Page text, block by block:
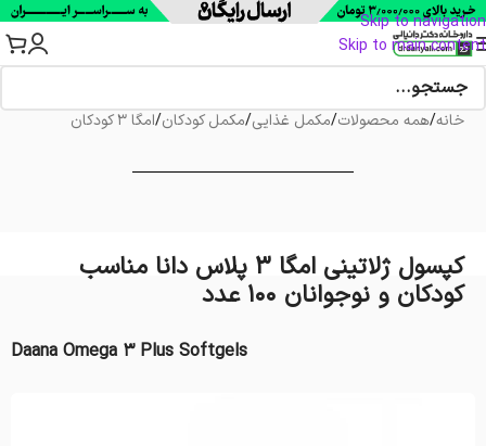
Skip to navigation
Skip to main content
خانه/همه محصولات/مکمل غذایی/مکمل کودکان/امگا 3 کودکان
کپسول ژلاتینی امگا 3 پلاس دانا مناسب
کودکان و نوجوانان 100 عدد
Daana Omega 3 Plus Softgels